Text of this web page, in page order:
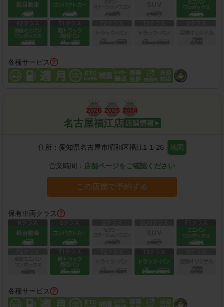
各種サービス
名古屋福江店
住所： 愛知県名古屋市昭和区福江1-1-26 地図
営業時間： 店舗ページをご確認ください
この店舗で予約する
保有車両クラス
各種サービス